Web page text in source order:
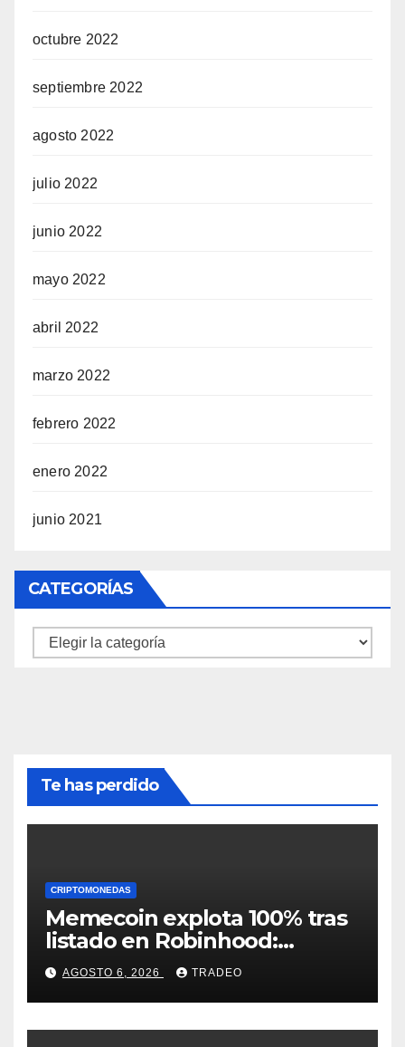
octubre 2022
septiembre 2022
agosto 2022
julio 2022
junio 2022
mayo 2022
abril 2022
marzo 2022
febrero 2022
enero 2022
junio 2021
CATEGORÍAS
Categorías
Te has perdido
CRIPTOMONEDAS
Memecoin explota 100% tras
listado en Robinhood:
conoce los detalles
AGOSTO 6, 2026 TRADEO